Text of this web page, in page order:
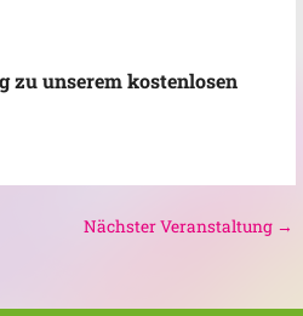
zu unserem kostenlosen
Nächster Veranstaltung →